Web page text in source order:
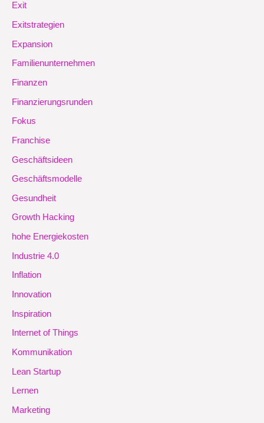
Exit
Exitstrategien
Expansion
Familienunternehmen
Finanzen
Finanzierungsrunden
Fokus
Franchise
Geschäftsideen
Geschäftsmodelle
Gesundheit
Growth Hacking
hohe Energiekosten
Industrie 4.0
Inflation
Innovation
Inspiration
Internet of Things
Kommunikation
Lean Startup
Lernen
Marketing